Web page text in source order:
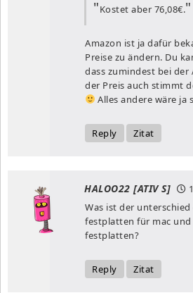
Kostet aber 76,08€.
Amazon ist ja dafür
Preise zu ändern. Du
dass zumindest bei
der Preis auch stimmt
Alles andere wäre ja
Reply Zitat
HALOO22 [ATIV S]
Was ist der unterschied
festplatten für mac
festplatten?
Reply Zitat